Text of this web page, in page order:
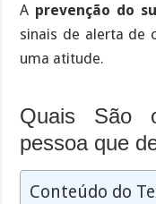
A prevenção do
sinais de alerta de
uma atitude.
Quais São
pessoa que
Conteúdo do